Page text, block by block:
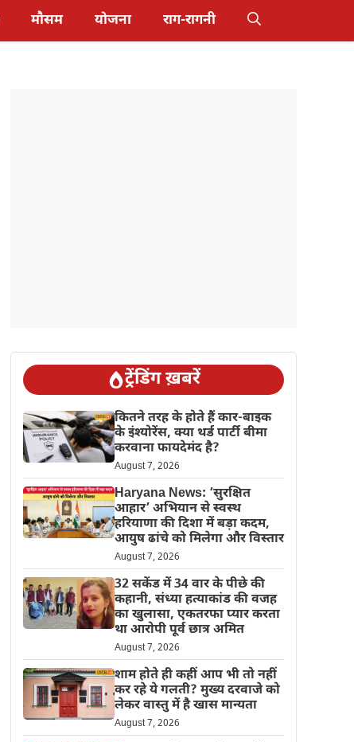
मौसम योजना राग-रागनी
ट्रेंडिंग ख़बरें
कितने तरह के होते हैं कार-बाइक
के इंश्योरेंस, क्या थर्ड पार्टी बीमा
करवाना फायदेमंद है?
August 7, 2026
Haryana News: ‘सुरक्षित
आहार’ अभियान से स्वस्थ
हरियाणा की दिशा में बड़ा कदम,
आयुष ढांचे को मिलेगा और विस्तार
August 7, 2026
32 सकेंड में 34 वार के पीछे की
कहानी, संध्या हत्याकांड की वजह
का खुलासा, एकतरफा प्यार करता
था आरोपी पूर्व छात्र अमित
August 7, 2026
शाम होते ही कहीं आप भी तो नहीं
कर रहे ये गलती? मुख्य दरवाजे को
लेकर वास्तु में है खास मान्यता
August 7, 2026